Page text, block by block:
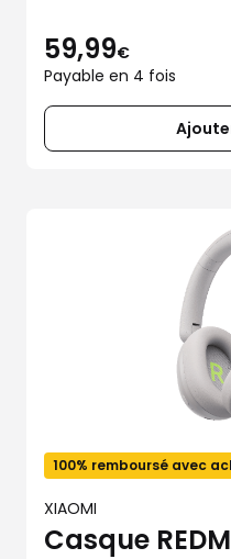
59,99€
Payable en 4 fois
100% remboursé avec
XIAOMI
Casque